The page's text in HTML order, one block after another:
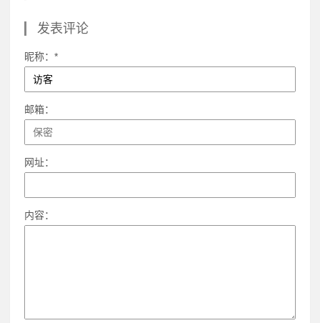
发表评论
昵称：*
邮箱：
网址：
内容：